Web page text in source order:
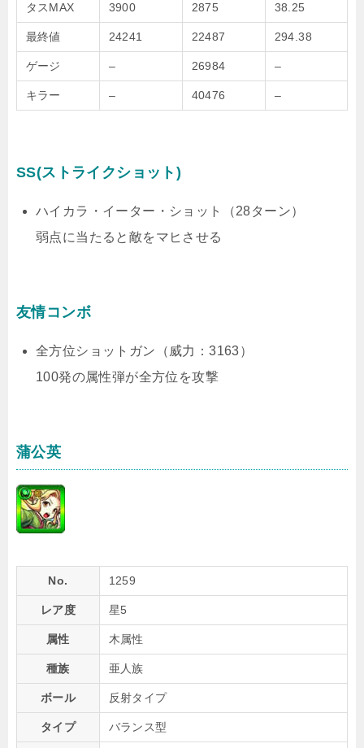
タスMAX 3900 2875 38.25
最終値 24241 22487 294.38
ゲージ – 26984 –
キラー – 40476 –
SS(ストライクショット)
ハイカラ・イーター・ショット（28ターン）
弱点に当たると敵をマヒさせる
友情コンボ
全方位ショットガン（威力：3163）
100発の属性弾が全方位を攻撃
蒲公英
No. 1259
レア度 星5
属性 木属性
種族 亜人族
ボール 反射タイプ
タイプ バランス型